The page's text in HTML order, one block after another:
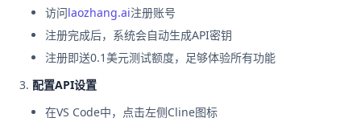
访问laozhang.ai注册账号
注册完成后，系统会自动生成API密钥
注册即送0.1美元测试额度，足够体验所有功能
配置API设置
在VS Code中，点击左侧Cline图标